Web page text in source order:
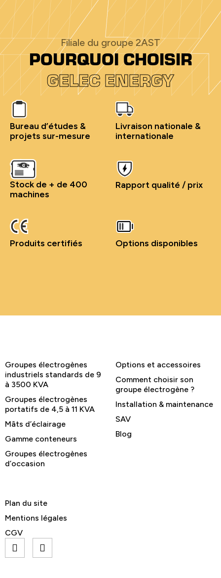
Filiale du groupe 2AST
POURQUOI CHOISIR
GELEC ENERGY
Bureau d’études &
projets sur-mesure
Livraison nationale &
internationale
Stock de + de 400
machines
Rapport qualité / prix
Produits certifiés Options disponibles
Groupes électrogènes
industriels standards de 9
à 3500 KVA
Groupes électrogènes
portatifs de 4,5 à 11 KVA
Mâts d’éclairage
Gamme conteneurs
Groupes électrogènes
d’occasion
Options et accessoires
Comment choisir son
groupe électrogène ?
Installation & maintenance
SAV
Blog
Plan du site
Mentions légales
CGV